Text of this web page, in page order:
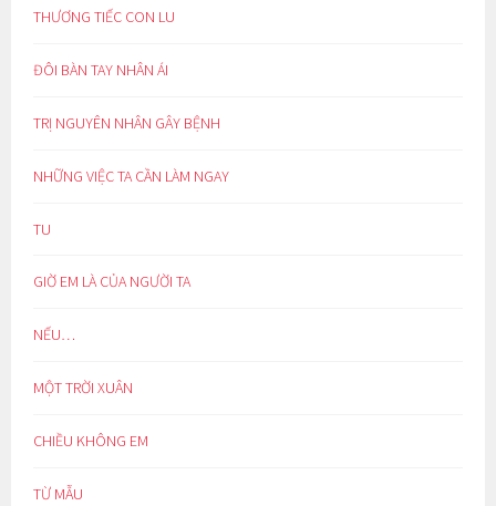
THƯƠNG TIẾC CON LU
ĐÔI BÀN TAY NHÂN ÁI
TRỊ NGUYÊN NHÂN GÂY BỆNH
NHỮNG VIỆC TA CẦN LÀM NGAY
TU
GIỜ EM LÀ CỦA NGƯỜI TA
NẾU…
MỘT TRỜI XUÂN
CHIỀU KHÔNG EM
TỪ MẪU